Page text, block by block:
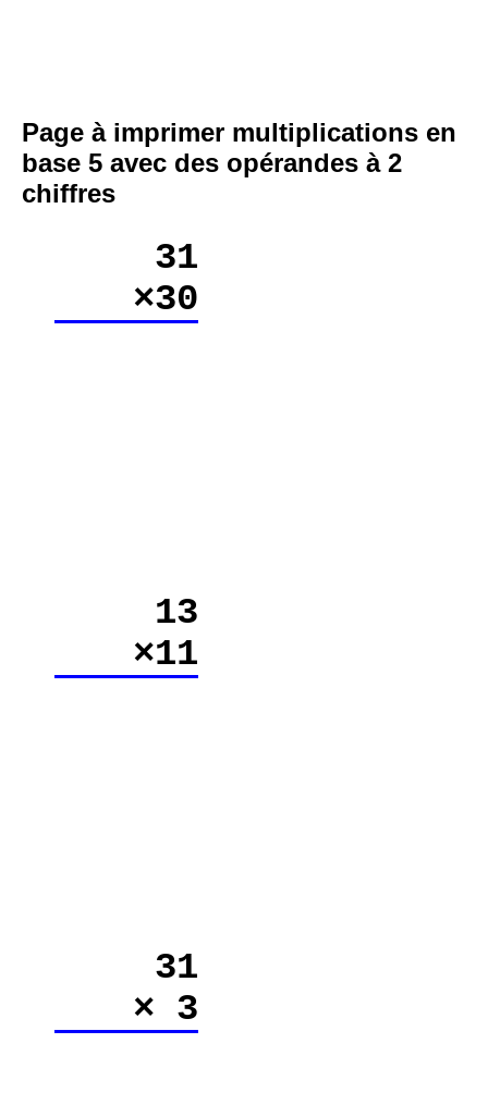
Page à imprimer multiplications en
base 5 avec des opérandes à 2
chiffres
31
×30
13
×11
31
× 3